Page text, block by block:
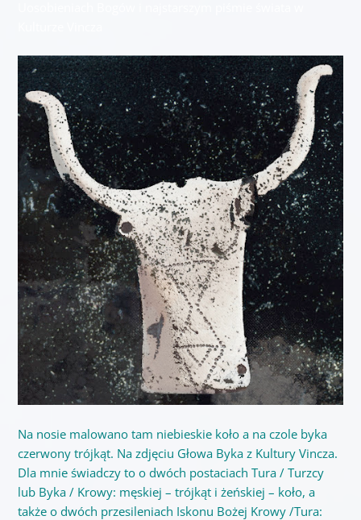
Na nosie malowano tam niebieskie koło a na czole byka
czerwony trójkąt. Na zdjęciu Głowa Byka z Kultury Vincza.
Dla mnie świadczy to o dwóch postaciach Tura / Turzcy
lub Byka / Krowy: męskiej – trójkąt i żeńskiej – koło, a
także o dwóch przesileniach Iskonu Bożej Krowy /Tura: